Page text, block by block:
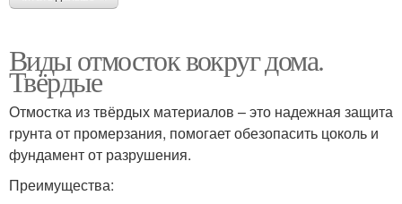
Виды отмосток вокруг дома.
Твёрдые
Отмостка из твёрдых материалов – это надежная защита
грунта от промерзания, помогает обезопасить цоколь и
фундамент от разрушения.
Преимущества: